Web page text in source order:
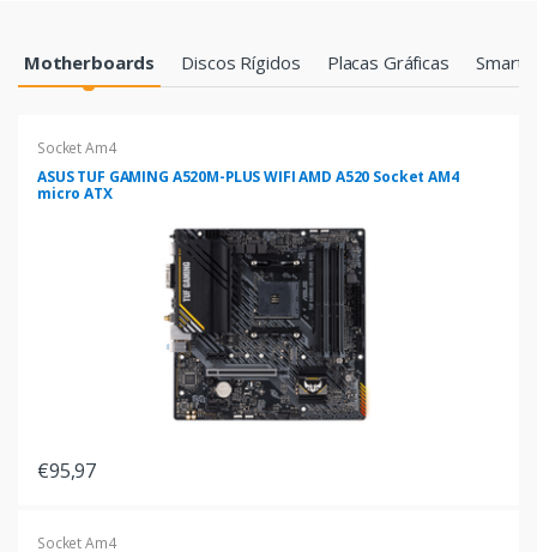
Products Grid
Motherboards Discos Rígidos Placas Gráficas
Socket Am4
ASUS TUF GAMING A520M-PLUS WIFI AMD A520 Socket AM4
micro ATX
€95,97
Socket Am4